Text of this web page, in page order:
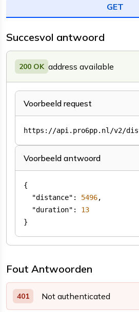
GET
Succesvol antwoord
200 OK address available
Voorbeeld request
Voorbeeld antwoord
"distance" : 5496
"duration" : 13
}
Fout Antwoorden
401 Not authenticated